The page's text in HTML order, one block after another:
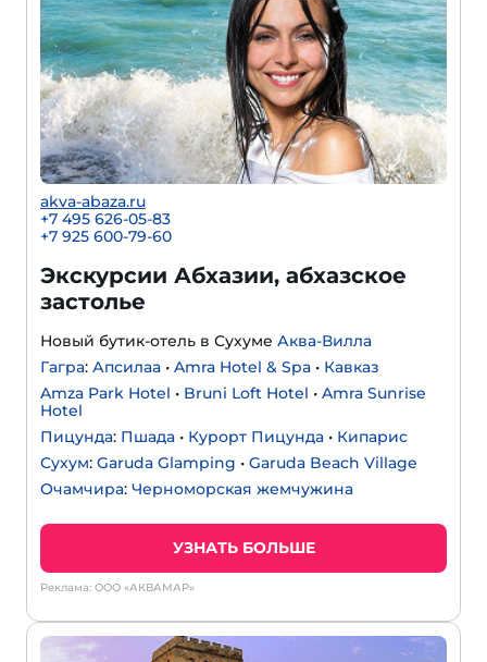
akva-abaza.ru
+7 495 626-05-83
+7 925 600-79-60
Экскурсии Абхазии, абхазское
застолье
Новый бутик-отель в Сухуме Аква-Вилла
Гагра: Апсилаа • Amra Hotel & Spa • Кавказ
Amza Park Hotel • Bruni Loft Hotel • Amra Sunrise
Hotel
Пицунда: Пшада • Курорт Пицунда • Кипарис
Сухум: Garuda Glamping • Garuda Beach Village
Очамчира: Черноморская жемчужина
УЗНАТЬ БОЛЬШЕ
Реклама: ООО «АКВАМАР»